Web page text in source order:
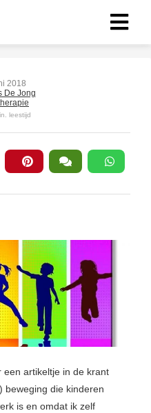
2018
De Jong
leestijd
een artikeltje in de krant
beweging die kinderen
is en omdat ik zelf